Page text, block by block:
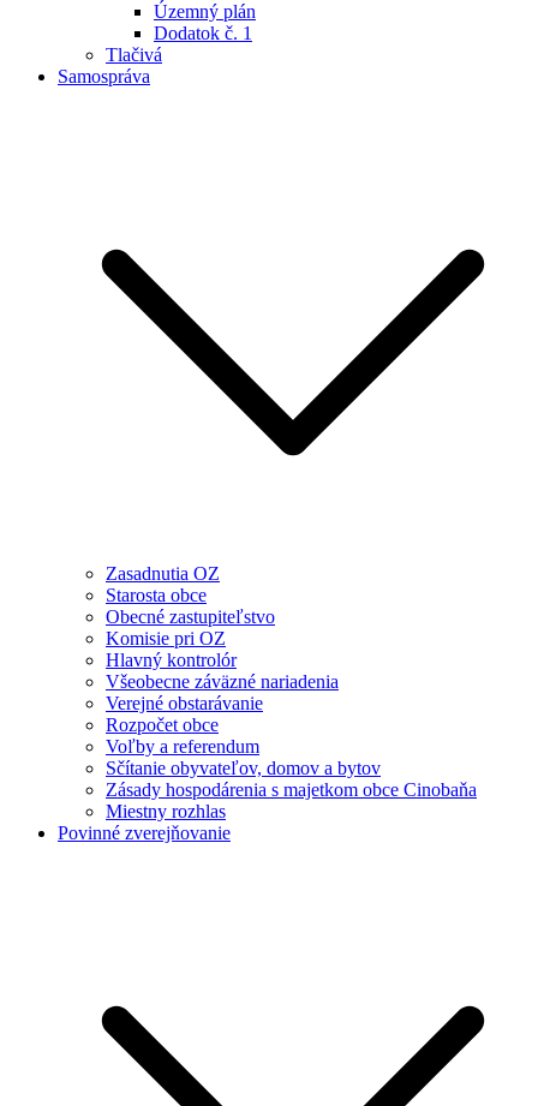
Územný plán
Dodatok č. 1
Tlačivá
Samospráva
Zasadnutia OZ
Starosta obce
Obecné zastupiteľstvo
Komisie pri OZ
Hlavný kontrolór
Všeobecne záväzné nariadenia
Verejné obstarávanie
Rozpočet obce
Voľby a referendum
Sčítanie obyvateľov, domov a bytov
Zásady hospodárenia s majetkom obce Cinobaňa
Miestny rozhlas
Povinné zverejňovanie